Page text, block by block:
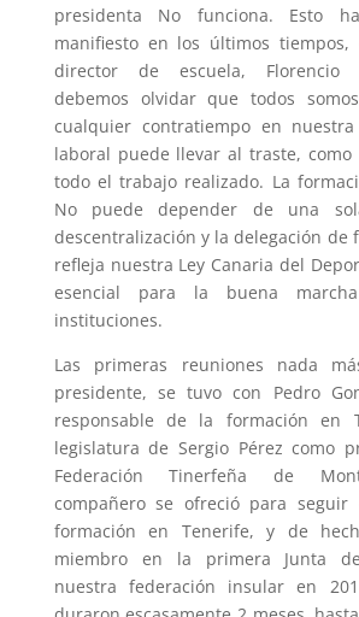
presidenta No funciona. Esto
manifiesto en los últimos
director de escuela, Florencio
debemos olvidar que todos
cualquier contratiempo en
laboral puede llevar al traste, como
todo el trabajo realizado. La
No puede depender de una
descentralización y la delegación de
refleja nuestra Ley Canaria del
esencial para la buena
instituciones.
Las primeras reuniones nada
presidente, se tuvo con Pedro
responsable de la formación en
legislatura de Sergio Pérez como
Federación Tinerfeña de
compañero se ofreció para seguir
formación en Tenerife, y de
miembro en la primera Junta
nuestra federación insular en